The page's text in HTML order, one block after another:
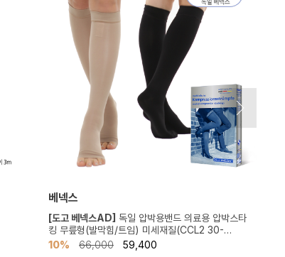
베넥스
[도고 베넥스AD] 독일 압박용밴드 의료용 압박스타
킹 무릎형(발막힘/트임) 미세재질(CCL2 30-
40mmHg)
10% 66,000 59,400